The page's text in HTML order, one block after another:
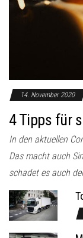
14. November 2020
4 Tipps für
In den aktuellen
Das macht auch
schadet es auch